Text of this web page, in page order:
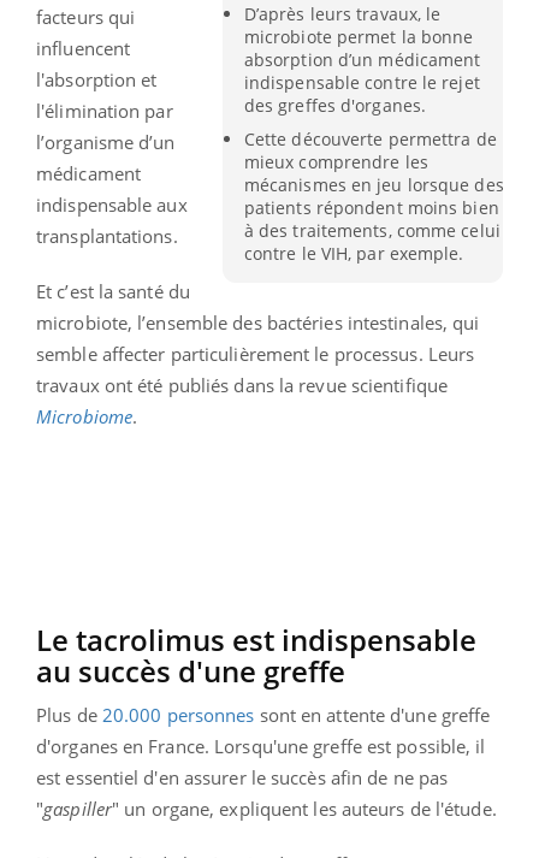
D’après leurs travaux, le
microbiote permet la bonne
absorption d’un médicament
indispensable contre le rejet
des greffes d'organes.
Cette découverte permettra de
mieux comprendre les
mécanismes en jeu lorsque des
patients répondent moins bien
à des traitements, comme celui
contre le VIH, par exemple.
facteurs qui
influencent
l'absorption et
l'élimination par
l’organisme d’un
médicament
indispensable aux
transplantations.
Et c’est la santé du
microbiote, l’ensemble des bactéries intestinales, qui
semble affecter particulièrement le processus. Leurs
travaux ont été publiés dans la revue scientifique
Microbiome.
Le tacrolimus est indispensable
au succès d'une greffe
Plus de 20.000 personnes sont en attente d'une greffe
d'organes en France. Lorsqu'une greffe est possible, il
est essentiel d'en assurer le succès afin de ne pas
"gaspiller" un organe, expliquent les auteurs de l'étude.